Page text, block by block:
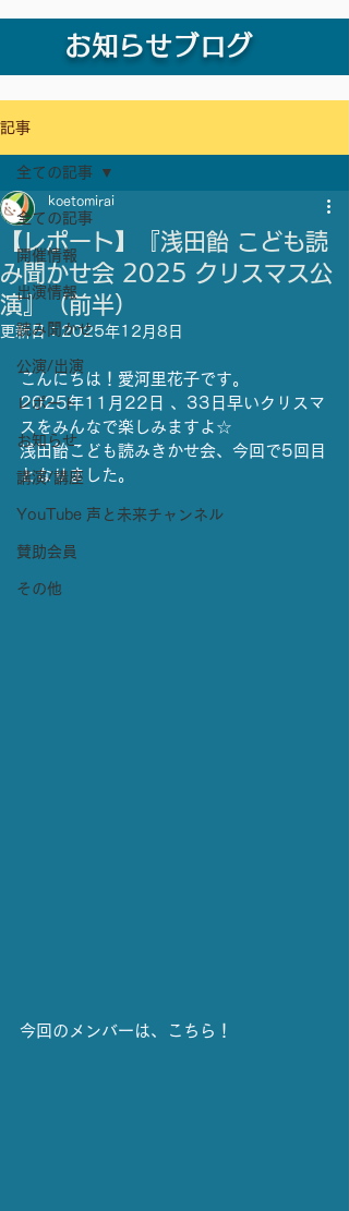
お知らせブログ
記事
全ての記事
開催情報
出演情報
読み聞かせ
公演/出演
レポート
お知らせ
講演/講座
YouTube 声と未来チャンネル
賛助会員
その他
全ての記事
【レポート】『浅田飴 こども読
み聞かせ会 2025 クリスマス公
演』（前半）
koetomirai
更新日：2025年12月8日
こんにちは！愛河里花子です。
2025年11月22日 、33日早いクリスマ
スをみんなで楽しみますよ☆
浅田飴こども読みきかせ会、今回で5回目
となりました。
今回のメンバーは、こちら！